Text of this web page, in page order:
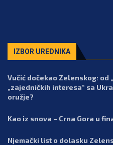
IZBOR UREDNIKA
Vučić dočekao Zelenskog: od
„zajedničkih interesa“ sa
oružje?
Kao iz snova – Crna Gora u
Njemački list o dolasku